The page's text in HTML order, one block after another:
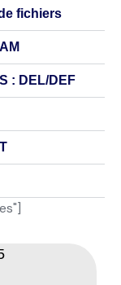
fichiers
: DEL/DEF